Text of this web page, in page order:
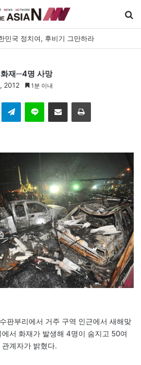
민국 정치여, 후비기 그만하라
재···4명 사망
2012 1분 이내
Telegram 이메일
판부리에서 거주 구역 인근에서 새해맞
서 화재가 발생해 4명이 숨지고 50여
계자가 밝혔다.